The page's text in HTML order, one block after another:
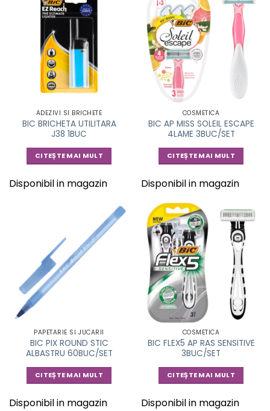
ADEZIVI SI BRICHETE
BIC BRICHETA UTILITARA
J38 1BUC
CITEȘTE MAI MULT
Disponibil in magazin
COSMETICA
BIC AP MISS SOLEIL ESCAPE
4LAME 3BUC/SET
CITEȘTE MAI MULT
Disponibil in magazin
PAPETARIE SI JUCARII
BIC PIX ROUND STIC
ALBASTRU 60BUC/SET
CITEȘTE MAI MULT
Disponibil in magazin
COSMETICA
BIC FLEX5 AP RAS SENSITIVE
3BUC/SET
CITEȘTE MAI MULT
Disponibil in magazin